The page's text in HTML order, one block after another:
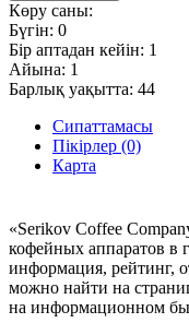
Көру саны:
Бүгін: 0
Бір аптадан кейін: 1
Айына: 1
Барлық уақытта: 44
Сипаттамасы
Пікірлер (0)
Карта
«Serikov Coffee
кофейных аппаратов в
информация, рейтинг,
можно найти на
на информационном